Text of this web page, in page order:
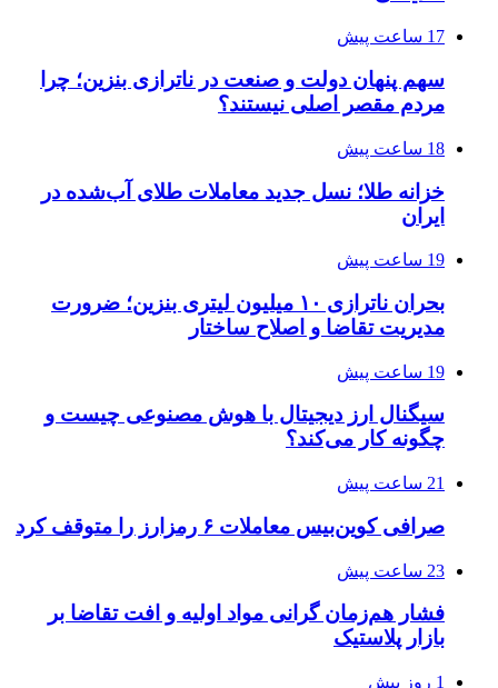
17 ساعت پیش
سهم پنهان دولت و صنعت در ناترازی بنزین؛ چرا
مردم مقصر اصلی نیستند؟
18 ساعت پیش
خزانه طلا؛ نسل جدید معاملات طلای آب‌شده در
ایران
19 ساعت پیش
بحران ناترازی ۱۰ میلیون لیتری بنزین؛ ضرورت
مدیریت تقاضا و اصلاح ساختار
19 ساعت پیش
سیگنال ارز دیجیتال با هوش مصنوعی چیست و
چگونه کار می‌کند؟
21 ساعت پیش
صرافی کوین‌بیس معاملات ۶ رمزارز را متوقف کرد
23 ساعت پیش
فشار هم‌زمان گرانی مواد اولیه و افت تقاضا بر
بازار پلاستیک
1 روز پیش